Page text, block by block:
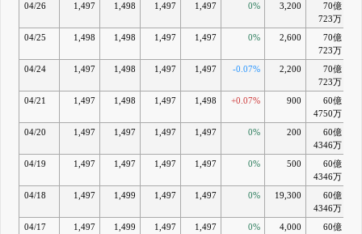
04/26 1,497 1,498 1,497 1,497 0% 3,200
70億
723万
04/25
1,498 1,498 1,497 1,497 0% 2,600
70億
723万
04/24
1,497 1,498 1,497 1,497 -0.07% 2,200
70億
723万
04/21
1,497 1,498 1,497 1,498 +0.07% 900
60億
4750万
04/20 1,497 1,497 1,497 1,497 0% 200
60億
4346万
04/19 1,497 1,497 1,497 1,497 0% 500
60億
4346万
04/18 1,497 1,499 1,497 1,497 0% 19,300
60億
4346万
04/17 1,497 1,499 1,497 1,497 0% 4,000
60億